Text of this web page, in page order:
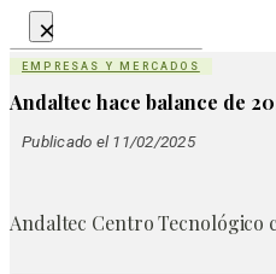
×
EMPRESAS Y MERCADOS
Andaltec hace balance de
Publicado el 11/02/2025
Andaltec Centro Tecnológico